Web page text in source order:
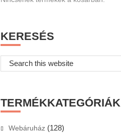
KERESÉS
Search
this
TERMÉKKATEGÓRIÁK
Webáruház (128)